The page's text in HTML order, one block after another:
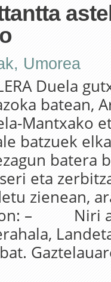
, Umorea
Duela
batean,
Mantxako
batzuek
batera
eta
zienean,
– Niri